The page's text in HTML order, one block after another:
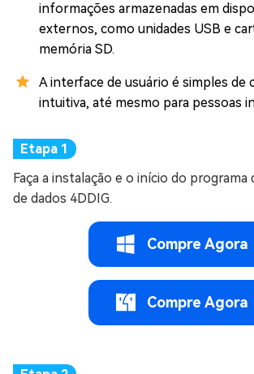
informações armazenadas em
externos, como unidades USB e
memória SD.
A interface de usuário é simples de
intuitiva, até mesmo para pessoas
Faça a instalação e o início do programa
de dados 4DDIG.
Compre Agora
Compre Agora